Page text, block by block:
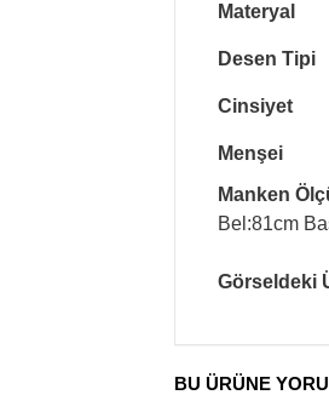
Materyal
Desen Tipi
Cinsiyet
Menşei
Manken
Bel:81cm
Görseldeki
BU ÜRÜNE